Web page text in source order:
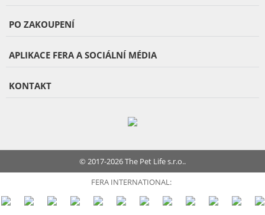
PO ZAKOUPENÍ
APLIKACE FERA A SOCIÁLNÍ MÉDIA
KONTAKT
© 2017-2026 The Pet Life s.r.o..
FERA INTERNATIONAL: